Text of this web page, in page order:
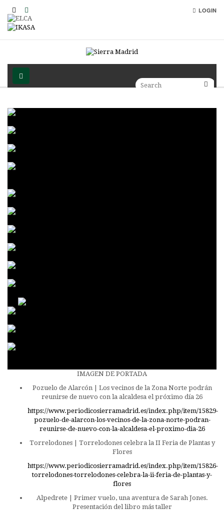
LOGIN
IMAGEN DE PORTADA
Pozuelo de Alarcón | Los vecinos de la Zona Norte podrán
reunirse de nuevo con la alcaldesa el próximo día 26
https://www.periodicosierramadrid.es/index.php/item/15829-
pozuelo-de-alarcon-los-vecinos-de-la-zona-norte-podran-
reunirse-de-nuevo-con-la-alcaldesa-el-proximo-dia-26
Torrelodones | Torrelodones celebra la II Feria de Plantas y
Flores
https://www.periodicosierramadrid.es/index.php/item/15826-
torrelodones-torrelodones-celebra-la-ii-feria-de-plantas-y-
flores
Alpedrete | Primer vuelo, una aventura de Sarah Jones.
Presentación del libro más taller